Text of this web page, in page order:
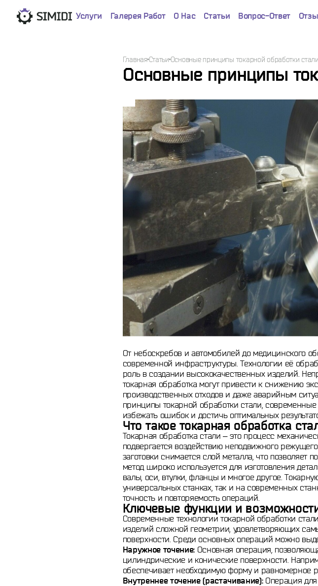
Услуги Галерея Работ О Нас Статьи Вопрос-Ответ
ГлавнаяСтатьи Основные принципы токарной обработки стали
Основные принципы
От небоскребов и автомобилей до медицинского
современной инфраструктуры. Технологии её
роль в создании высококачественных изделий.
токарная обработка могут привести к снижению
производственных отходов и даже аварийным
принципы токарной обработки стали,
избежать ошибок и достичь оптимальных
Что такое токарная обработка
Токарная обработка стали – это процесс
подвергается воздействию неподвижного
заготовки снимается слой металла, что
метод широко используется для изготовления
валы, оси, втулки, фланцы и многое другое.
универсальных станках, так и на современных
точность и повторяемость операций.
Ключевые функции и
Современные технологии токарной обработки
изделий сложной геометрии, удовлетворяющих
поверхности. Среди основных операций можно
Наружное точение: Основная операция,
цилиндрические и конические поверхности.
обеспечивает необходимую форму и равномерное
Внутреннее точение (растачивание):Операция для